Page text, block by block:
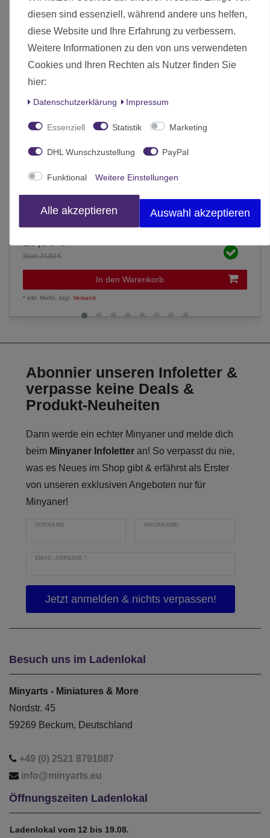
Age of Sigmar Hero Bases Round Bases (11 Bases)
Statt 34,50 €
27,50 € *
In den Warenkorb
*inkl. MwSt. zzgl.Versand
Abonnier unseren Infoletter &
verpasse keine Deals &
Produkt-Neuheiten
Dann werde ein echter Minyaner und melde dich
beim Minyaner Infoletter an! So verpasst du nie,
was es Neues im Shop gibt & erfährst als Erster
von unseren exklusiven Angeboten nur für
Minyaner!
VORNAME NACHNAME
EMAIL-ADRESSE*
Besuch uns im Ladenlokal
Minyarts - Miniatures & More
Nordstr. 45
59269 Beckum, Deutschland
+49 (0) 2521 8791087
info@minyarts.eu
Öffnungszeiten Ladenlokal
Ladenlokal vom 12 bis 19.08.
diesen sind essenziell, während andere uns helfen,
diese Website und Ihre Erfahrung zu verbessern.
Weitere Informationen zu den von uns verwendeten
Cookies und Ihren Rechten als Nutzer finden Sie
hier:
Daten­schutz­erklärung Impressum
Essenziell Statistik Marketing
DHL Wunschzustellung PayPal
Funktional Weitere Einstellungen
Alle akzeptieren Auswahl akzeptieren